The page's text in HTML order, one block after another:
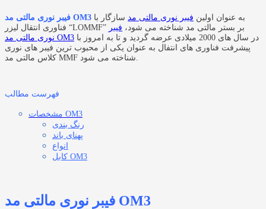
فیبر نوری مالتی مد OM3 به عنوان اولین فیبر نوری مالتی مد سازگار با
فناوری انتقال لیزر “LOMMF” بر بستر مالتی مد شناخته می شود، فیبر
نوری مالتی مد OM3
پیشرفت فناوری های انتفال به عنوان یکی از محبوب ترین فیبر های نوری
فهرست مطالب
مشخصات OM3
رنگ بندی
پهنای باند
انواع
کابل OM3
فیبر نوری مالتی مد OM3